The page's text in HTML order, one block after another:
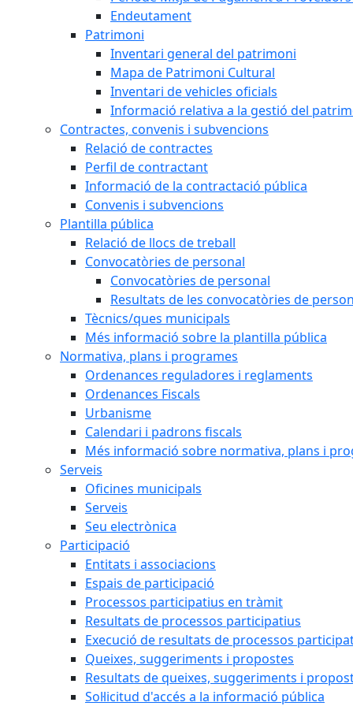
Endeutament
Patrimoni
Inventari general del patrimoni
Mapa de Patrimoni Cultural
Inventari de vehicles oficials
Informació relativa a la gestió del
Contractes, convenis i subvencions
Relació de contractes
Perfil de contractant
Informació de la contractació pública
Convenis i subvencions
Plantilla pública
Relació de llocs de treball
Convocatòries de personal
Convocatòries de personal
Resultats de les convocatòries de
Tècnics/ques municipals
Més informació sobre la plantilla pública
Normativa, plans i programes
Ordenances reguladores i reglaments
Ordenances Fiscals
Urbanisme
Calendari i padrons fiscals
Més informació sobre normativa, plans i
Serveis
Oficines municipals
Serveis
Seu electrònica
Participació
Entitats i associacions
Espais de participació
Processos participatius en tràmit
Resultats de processos participatius
Execució de resultats de processos
Queixes, suggeriments i propostes
Resultats de queixes, suggeriments i
Sol·licitud d'accés a la informació pública